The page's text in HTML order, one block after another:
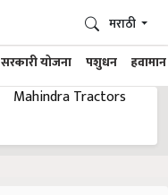
सरकारी योजना पशुधन हवामान
मराठी